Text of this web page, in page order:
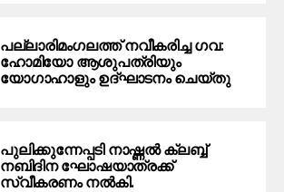
പല്ലാരിമംഗലത്ത് നവീകരിച്ച ഗവ:
ഹോമിയോ ആശുപത്രിയും
യോഗാഹാളും ഉദ്ഘാടനം ചെയ്തു
പുലിക്കുന്നേപ്പടി നാഷ്ണൽ ക്ലബ്ബ്
നബിദിന ഘോഷയാത്രക്ക്
സ്വീകരണം നൽകി.